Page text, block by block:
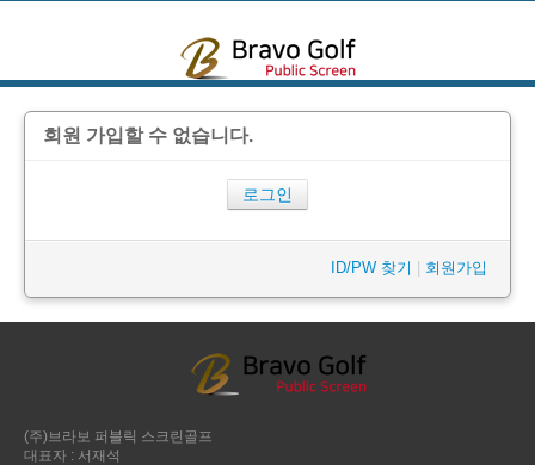
회원 가입할 수 없습니다.
로그인
ID/PW 찾기 회원가입
(주)브라보 퍼블릭 스크린골프
대표자 : 서재석